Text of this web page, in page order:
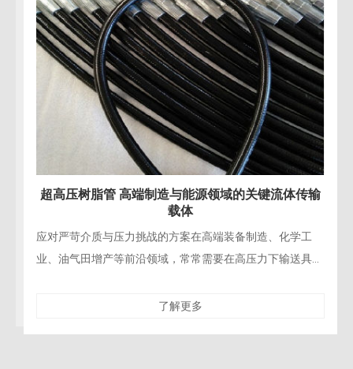
关键流体传输
备制造、化学工
高压力下输送具有
精密工程拆除的“柔性手术刀”在现代桥梁